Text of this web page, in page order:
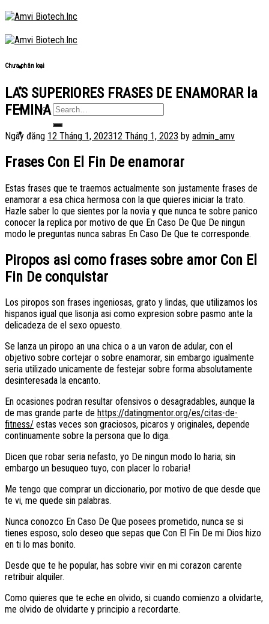
Skip
to
content
Chưa phân loại
LAS SUPERIORES FRASES DE ENAMORAR la
FEMINA
Ngày đăng 12 Tháng 1, 202312 Tháng 1, 2023 by admin_amv
Frases Con El Fin De enamorar
Estas frases que te traemos actualmente son justamente frases de
enamorar a esa chica hermosa con la que quieres iniciar la trato.
Hazle saber lo que sientes por la novia y que nunca te sobre panico
conocer la replica por motivo de que En Caso De Que De ningun
modo le preguntas nunca sabras En Caso De Que te corresponde.
Piropos asi­ como frases sobre amor Con El
Fin De conquistar
Los piropos son frases ingeniosas, grato y lindas, que utilizamos los
hispanos igual que lisonja asi­ como expresion sobre pasmo ante la
delicadeza de el sexo opuesto.
Se lanza un piropo an una chica o a un varon de adular, con el
objetivo sobre cortejar o sobre enamorar, sin embargo igualmente
seri­a utilizado unicamente de festejar sobre forma absolutamente
desinteresada la encanto.
En ocasiones podran resultar ofensivos o desagradables, aunque la
de mas grande parte de https://datingmentor.org/es/citas-de-
fitness/ estas veces son graciosos, picaros y originales, depende
continuamente sobre la persona que lo diga.
Dicen que robar seri­a nefasto, yo De ningun modo lo haria; sin
embargo un besuqueo tuyo, con placer lo robaria!
Me tengo que comprar un diccionario, por motivo de que desde que
te vi, me quede sin palabras.
Nunca conozco En Caso De Que posees prometido, nunca se si
tienes esposo, solo deseo que sepas que Con El Fin De mi Dios hizo
en ti lo mas bonito.
Desde que te he popular, has sobre vivir en mi corazon carente
retribuir alquiler.
Como quieres que te eche en olvido, si cuando comienzo a olvidarte,
me olvido de olvidarte y principio a recordarte.